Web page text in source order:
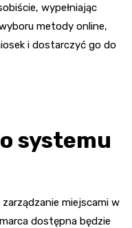
wypełniając
metody online,
i dostarczyć go do
systemu
miejscami w
dostępna będzie